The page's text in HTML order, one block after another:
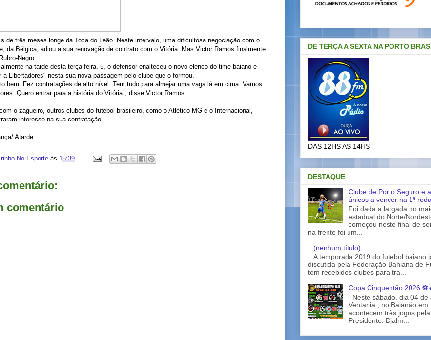
de três meses longe da Toca do Leão. Neste intervalo, uma dificultosa negociação com o
da Bélgica, adiou a sua renovação de contrato com o Vitória. Mas Victor Ramos finalmente
Negro.
na tarde desta terça-feira, 5, o defensor enalteceu o novo elenco do time baiano e
a Libertadores" nesta sua nova passagem pelo clube que o formou.
bem. Fez contratações de alto nível. Tem tudo para almejar uma vaga lá em cima. Vamos
Quero entrar para a história do Vitória", disse Victor Ramos.
o zagueiro, outros clubes do futebol brasileiro, como o Atlético-MG e o Internacional,
interesse na sua contratação.
Atarde
No Esporte às 15:39
comentário
DE TERÇA A SEXTA NA PORTO
DAS 12HS AS 14HS
DESTAQUE
Clube de Porto Seguro e
únicos a vencer na 1ª
Foi dada a largada no
estadual do Norte/
começou neste final de
na frente foi um...
(nenhum título)
A temporada 2019 do futebol baiano
discutida pela Federação Bahiana de
tem recebidos clubes para tra...
Copa Cinquentão 2026
Neste sábado, dia 04 de
Ventania , no Baianão em
acontecem três jogos
Presidente: Djalm...